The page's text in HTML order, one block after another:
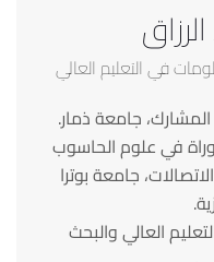
في التعليم العالي
جامعة ذمار.
في علوم الحاسوب
جامعة بوترا
العالي والبحث